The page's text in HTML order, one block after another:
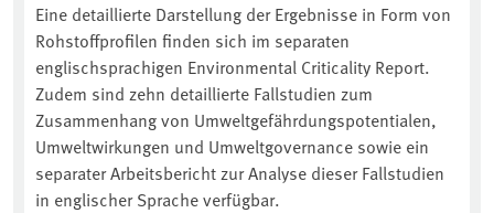
Eine detaillierte Darstellung der Ergebnisse in Form von
Rohstoffprofilen finden sich im separaten
englischsprachigen Environmental Criticality Report.
Zudem sind zehn detaillierte Fallstudien zum
Zusammenhang von Umweltgefährdungspotentialen,
Umweltwirkungen und Umweltgovernance sowie ein
separater Arbeitsbericht zur Analyse dieser Fallstudien
in englischer Sprache verfügbar.